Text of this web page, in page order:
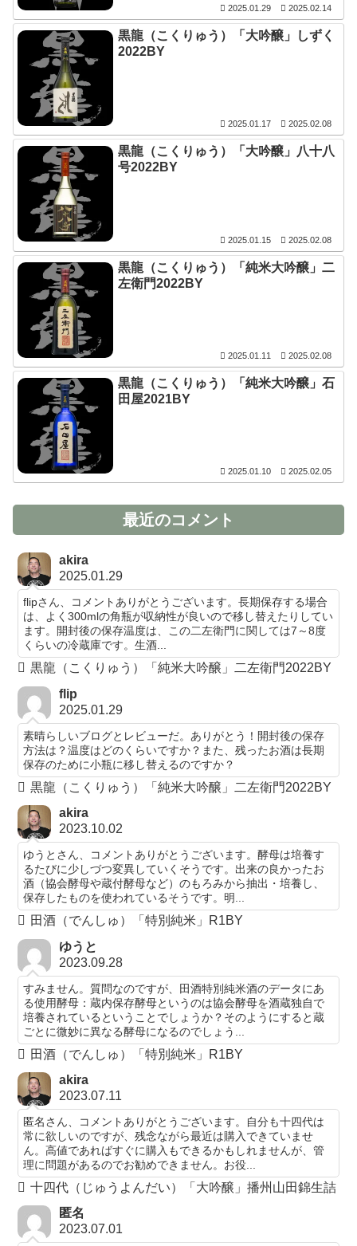
2025.01.29 2025.02.14
黒龍（こくりゅう）「大吟醸」しずく
2022BY
2025.01.17 2025.02.08
黒龍（こくりゅう）「大吟醸」八十八
号2022BY
2025.01.15 2025.02.08
黒龍（こくりゅう）「純米大吟醸」二
左衛門2022BY
2025.01.11 2025.02.08
黒龍（こくりゅう）「純米大吟醸」石
田屋2021BY
2025.01.10 2025.02.05
最近のコメント
akira
2025.01.29
flipさん、コメントありがとうございます。長期保存する場合
は、よく300mlの角瓶が収納性が良いので移し替えたりしてい
ます。開封後の保存温度は、この二左衛門に関しては7～8度
くらいの冷蔵庫です。生酒...
黒龍（こくりゅう）「純米大吟醸」二左衛門2022BY
flip
2025.01.29
素晴らしいブログとレビューだ。ありがとう！開封後の保存
方法は？温度はどのくらいですか？また、残ったお酒は長期
保存のために小瓶に移し替えるのですか？
黒龍（こくりゅう）「純米大吟醸」二左衛門2022BY
akira
2023.10.02
ゆうとさん、コメントありがとうございます。酵母は培養す
るたびに少しづつ変異していくそうです。出来の良かったお
酒（協会酵母や蔵付酵母など）のもろみから抽出・培養し、
保存したものを使われているそうです。明...
田酒（でんしゅ）「特別純米」R1BY
ゆうと
2023.09.28
すみません。質問なのですが、田酒特別純米酒のデータにあ
る使用酵母：蔵内保存酵母というのは協会酵母を酒蔵独自で
培養されているということでしょうか？そのようにすると蔵
ごとに微妙に異なる酵母になるのでしょう...
田酒（でんしゅ）「特別純米」R1BY
akira
2023.07.11
匿名さん、コメントありがとうございます。自分も十四代は
常に欲しいのですが、残念ながら最近は購入できていませ
ん。高値であればすぐに購入もできるかもしれませんが、管
理に問題があるのでお勧めできません。お役...
十四代（じゅうよんだい）「大吟醸」播州山田錦生詰
匿名
2023.07.01